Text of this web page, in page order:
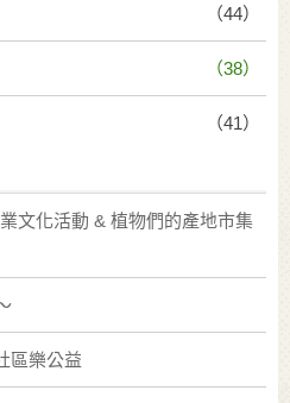
（44）
（38）
（41）
文化活動 & 植物們的產地市集
區樂公益